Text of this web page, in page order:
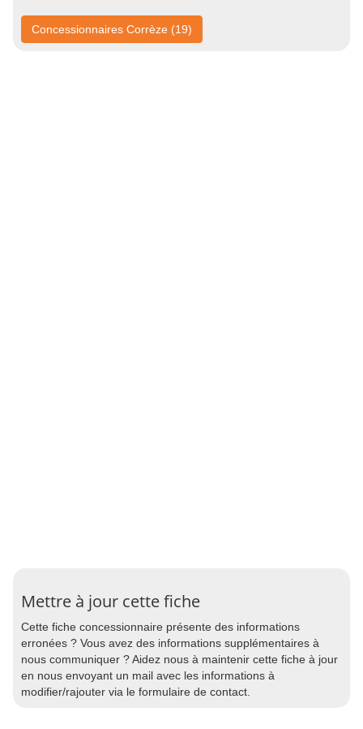
Concessionnaires Corrèze (19)
Mettre à jour cette fiche
Cette fiche concessionnaire présente des informations
erronées ? Vous avez des informations supplémentaires à
nous communiquer ? Aidez nous à maintenir cette fiche à jour
en nous envoyant un mail avec les informations à
modifier/rajouter via le formulaire de contact.